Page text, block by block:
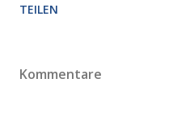
TEILEN
Kommentare